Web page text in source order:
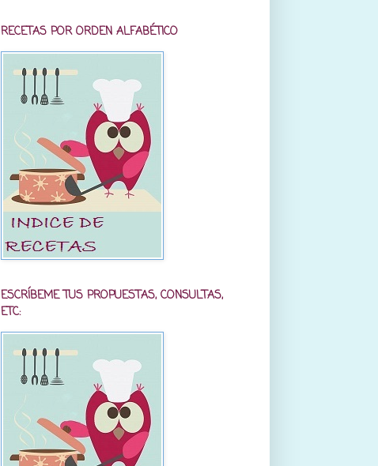
RECETAS POR ORDEN ALFABÉTICO
ESCRÍBEME TUS PROPUESTAS, CONSULTAS,
ETC: